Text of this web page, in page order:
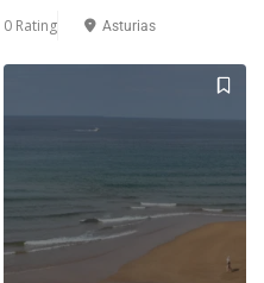
0 Rating Asturias